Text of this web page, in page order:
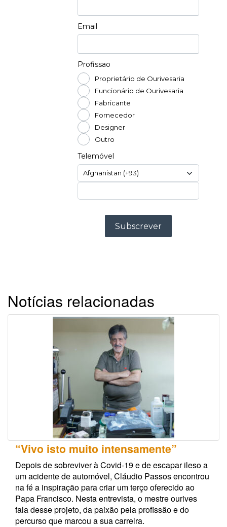
Notícias relacionadas
“Vivo isto muito intensamente”
Depois de sobreviver à Covid-19 e de escapar ileso a
um acidente de automóvel, Cláudio Passos encontrou
na fé a inspiração para criar um terço oferecido ao
Papa Francisco. Nesta entrevista, o mestre ourives
fala desse projeto, da paixão pela profissão e do
percurso que marcou a sua carreira.